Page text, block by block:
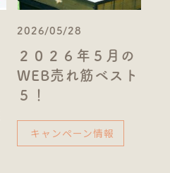
2026/05/28
２０２６年５月の
WEB売れ筋ベスト
５！
キャンペーン情報